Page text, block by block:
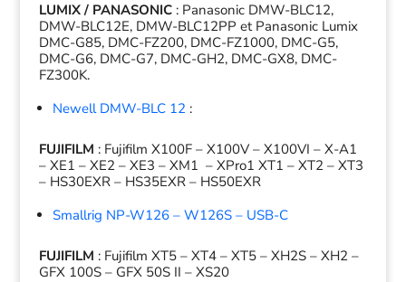
LUMIX / PANASONIC: Panasonic DMW-BLC12,
DMW-BLC12E, DMW-BLC12PP et Panasonic Lumix
DMC-G85, DMC-FZ200, DMC-FZ1000, DMC-G5,
DMC-G6, DMC-G7, DMC-GH2, DMC-GX8, DMC-
FZ300K.
Newell DMW-BLC 12 :
FUJIFILM : Fujifilm X100F – X100V – X100VI – X-A1
– XE1 – XE2 – XE3 – XM1 – XPro1 XT1 – XT2 – XT3
– HS30EXR – HS35EXR – HS50EXR
Smallrig NP-W126 – W126S – USB-C
FUJIFILM : Fujifilm XT5 – XT4 – XT5 – XH2S – XH2 –
GFX 100S – GFX 50S II – XS20